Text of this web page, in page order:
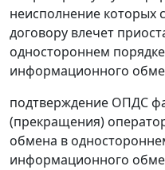
неисполнение которых
договору влечет
одностороннем порядке
информационного
подтверждение ОПДС
(прекращения)
обмена в
информационного